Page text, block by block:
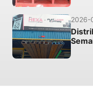
2026-